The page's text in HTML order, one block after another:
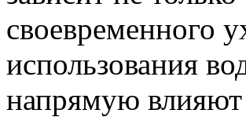
своевременного
использования
напрямую влияют